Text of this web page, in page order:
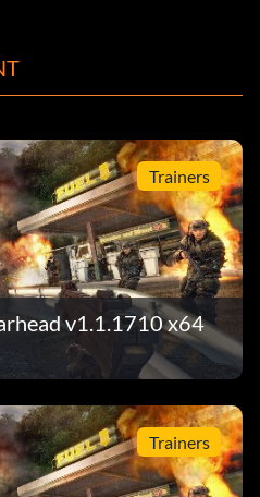
Trainers
v1.1.1710 x64
Trainers